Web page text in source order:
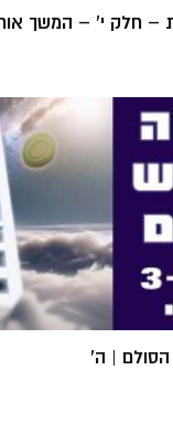
– חלק י' – המשך אור
הסולם | ה'